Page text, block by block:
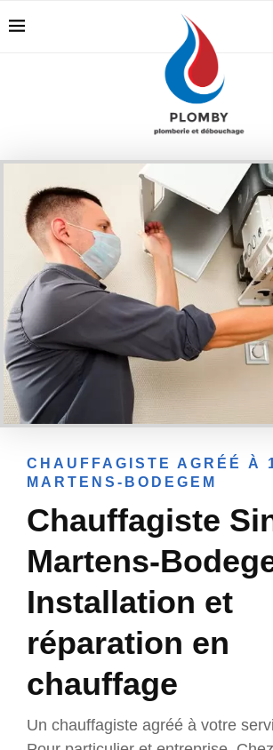
CHAUFFAGISTE AGRÉÉ À
MARTENS-BODEGEM
Chauffagiste
Martens-
Installation et
réparation en
chauffage
Un chauffagiste agréé à votre